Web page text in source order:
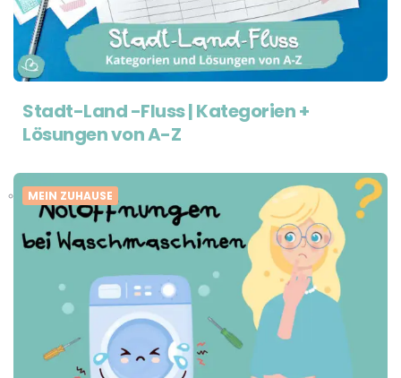
Stadt-Land -Fluss | Kategorien +
Lösungen von A-Z
MEIN ZUHAUSE